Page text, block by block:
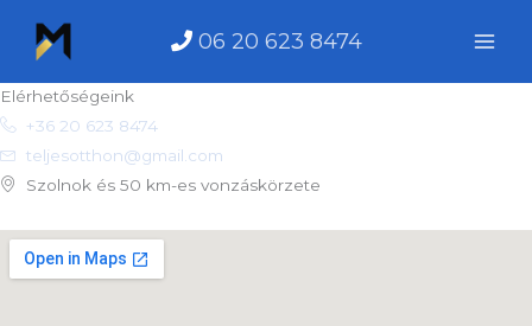
06 20 623 8474
Kapcsolat
Elérhetőségeink
+36 20 623 8474
teljesotthon@gmail.com
Szolnok és 50 km-es vonzáskörzete